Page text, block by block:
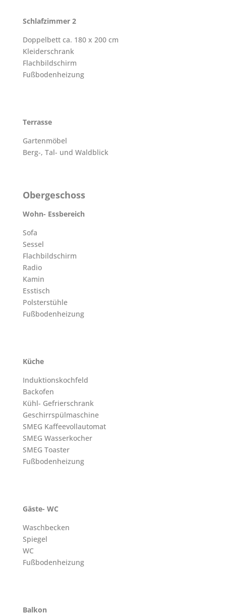
Schlafzimmer 2
Doppelbett ca. 180 x 200 cm
Kleiderschrank
Flachbildschirm
Fußbodenheizung
Terrasse
Gartenmöbel
Berg-, Tal- und Waldblick
Obergeschoss
Wohn- Essbereich
Sofa
Sessel
Flachbildschirm
Radio
Kamin
Esstisch
Polsterstühle
Fußbodenheizung
Küche
Induktionskochfeld
Backofen
Kühl- Gefrierschrank
Geschirrspülmaschine
SMEG Kaffeevollautomat
SMEG Wasserkocher
SMEG Toaster
Fußbodenheizung
Gäste- WC
Waschbecken
Spiegel
WC
Fußbodenheizung
Balkon